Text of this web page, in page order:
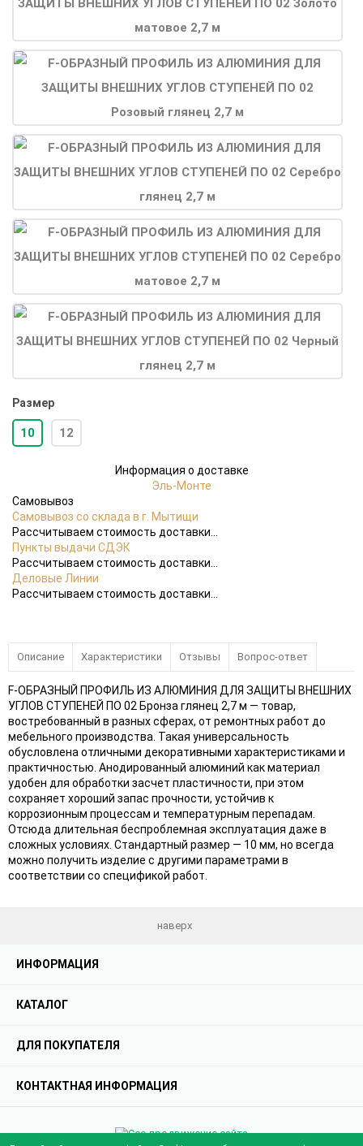
Размер
10 12
Информация о доставке
Эль-Монте
Самовывоз
Самовывоз со склада в г. Мытищи
Рассчитываем стоимость доставки...
Пункты выдачи СДЭК
Рассчитываем стоимость доставки...
Деловые Линии
Рассчитываем стоимость доставки...
Описание Характеристики Отзывы Вопрос-ответ
F-ОБРАЗНЫЙ ПРОФИЛЬ ИЗ АЛЮМИНИЯ ДЛЯ ЗАЩИТЫ ВНЕШНИХ
УГЛОВ СТУПЕНЕЙ ПО 02 Бронза глянец 2,7 м — товар,
востребованный в разных сферах, от ремонтных работ до
мебельного производства. Такая универсальность
обусловлена отличными декоративными характеристиками и
практичностью. Анодированный алюминий как материал
удобен для обработки засчет пластичности, при этом
сохраняет хороший запас прочности, устойчив к
коррозионным процессам и температурным перепадам.
Отсюда длительная беспроблемная эксплуатация даже в
сложных условиях. Стандартный размер — 10 мм, но всегда
можно получить изделие с другими параметрами в
соответствии со спецификой работ.
наверх
ИНФОРМАЦИЯ
КАТАЛОГ
ДЛЯ ПОКУПАТЕЛЯ
КОНТАКТНАЯ ИНФОРМАЦИЯ